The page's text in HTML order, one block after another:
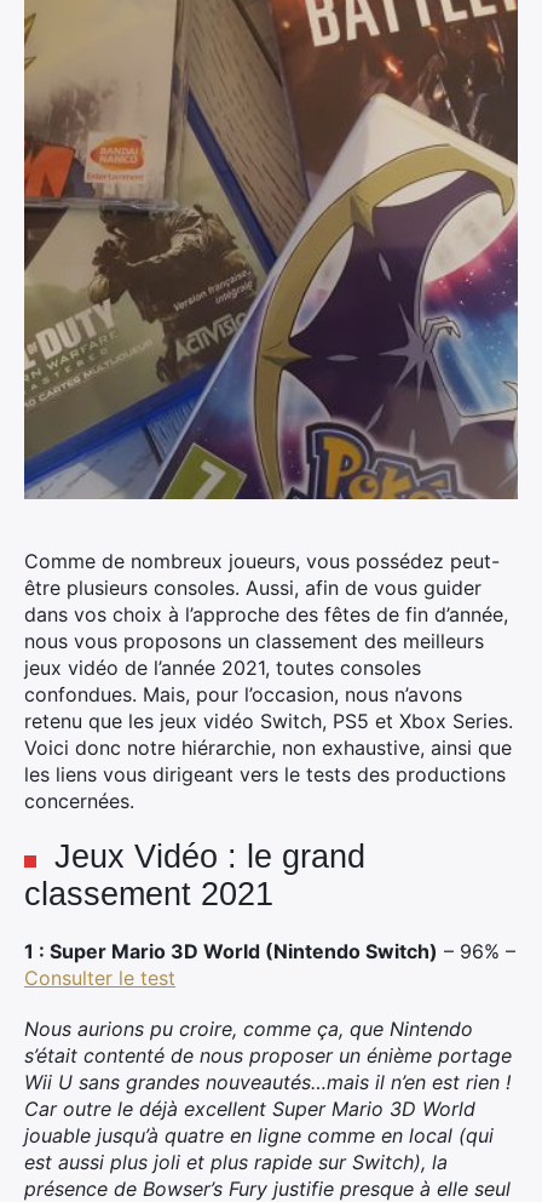
Comme de nombreux joueurs, vous possédez peut-
être plusieurs consoles. Aussi, afin de vous guider
dans vos choix à l’approche des fêtes de fin d’année,
nous vous proposons un classement des meilleurs
jeux vidéo de l’année 2021, toutes consoles
confondues. Mais, pour l’occasion, nous n’avons
retenu que les jeux vidéo Switch, PS5 et Xbox Series.
Voici donc notre hiérarchie, non exhaustive, ainsi que
les liens vous dirigeant vers le tests des productions
concernées.
Jeux Vidéo : le grand
classement 2021
1 : Super Mario 3D World (Nintendo Switch) – 96% –
Consulter le test
Nous aurions pu croire, comme ça, que Nintendo
s’était contenté de nous proposer un énième portage
Wii U sans grandes nouveautés…mais il n’en est rien !
Car outre le déjà excellent Super Mario 3D World
jouable jusqu’à quatre en ligne comme en local (qui
est aussi plus joli et plus rapide sur Switch), la
présence de Bowser’s Fury justifie presque à elle seul